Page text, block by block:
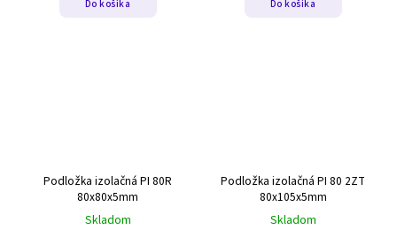
Do košíka Do košíka
Podložka izolačná PI 80R
80x80x5mm
Skladom
Podložka izolačná PI 80 2ZT
80x105x5mm
Skladom